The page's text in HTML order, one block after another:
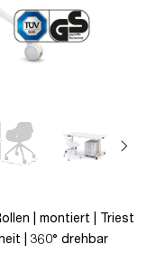
| montiert | Triest
| 360° drehbar